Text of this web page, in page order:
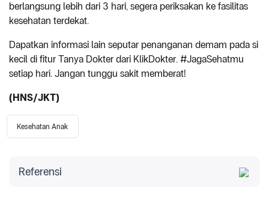
berlangsung lebih dari 3 hari, segera periksakan ke fasilitas
kesehatan terdekat.
Dapatkan informasi lain seputar penanganan demam pada si
kecil di fitur Tanya Dokter dari KlikDokter. #JagaSehatmu
setiap hari. Jangan tunggu sakit memberat!
(HNS/JKT)
Kesehatan Anak
Referensi